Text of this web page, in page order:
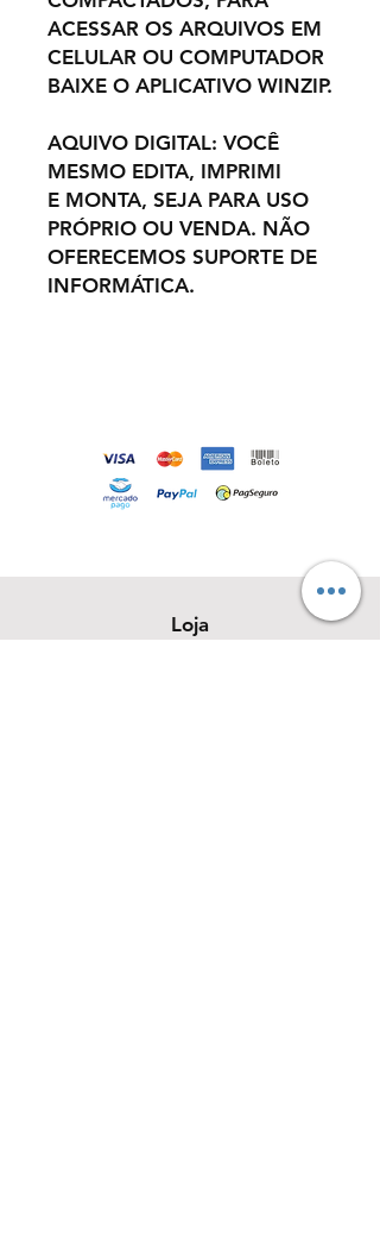
ACESSAR OS ARQUIVOS EM
CELULAR OU COMPUTADOR
BAIXE O APLICATIVO WINZIP.
AQUIVO DIGITAL: VOCÊ
MESMO EDITA, IMPRIMI
E MONTA, SEJA PARA USO
PRÓPRIO OU VENDA. NÃO
OFERECEMOS SUPORTE DE
INFORMÁTICA.
Loja